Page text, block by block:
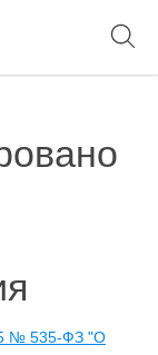
№ 535-ФЗ "О